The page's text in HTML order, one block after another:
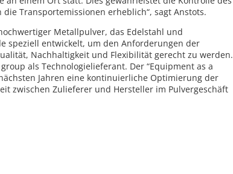
die Transportemissionen erheblich“, sagt Anstots.
Metallpulver, das Edelstahl und
speziell entwickelt, um den Anforderungen der
Nachhaltigkeit und Flexibilität gerecht zu werden.
als Technologielieferant. Der “Equipment as a
nächsten Jahren eine kontinuierliche Optimierung der
zwischen Zulieferer und Hersteller im Pulvergeschäft